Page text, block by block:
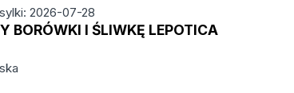
2026-07-28
BORÓWKI I ŚLIWKĘ LEPOTICA